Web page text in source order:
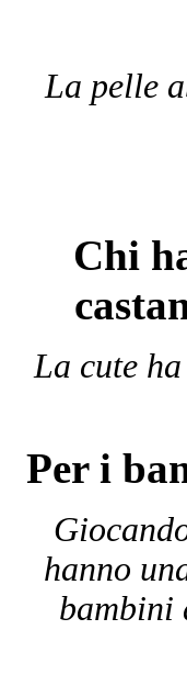
La pelle
Chi
La cute
Per i
hanno
bambini